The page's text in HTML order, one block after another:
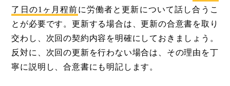
了日の1ヶ月程前に労働者と更新について話し合うこ
とが必要です。更新する場合は、更新の合意書を取り
交わし、次回の契約内容を明確にしておきましょう。
反対に、次回の更新を行わない場合は、その理由を丁
寧に説明し、合意書にも明記します。